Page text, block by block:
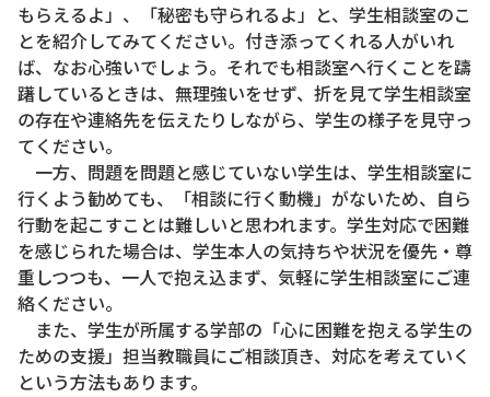
もらえるよ」、「秘密も守られるよ」と、学生相談室のこ
とを紹介してみてください。付き添ってくれる人がいれ
ば、なお心強いでしょう。それでも相談室へ行くことを躊
躇しているときは、無理強いをせず、折を見て学生相談室
の存在や連絡先を伝えたりしながら、学生の様子を見守っ
てください。
一方、問題を問題と感じていない学生は、学生相談室に
行くよう勧めても、「相談に行く動機」がないため、自ら
行動を起こすことは難しいと思われます。学生対応で困難
を感じられた場合は、学生本人の気持ちや状況を優先・尊
重しつつも、一人で抱え込まず、気軽に学生相談室にご連
絡ください。
また、学生が所属する学部の「心に困難を抱える学生の
ための支援」担当教職員にご相談頂き、対応を考えていく
という方法もあります。